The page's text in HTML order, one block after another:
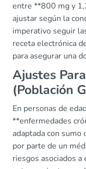
entre **800 mg y
ajustar según la
imperativo seguir
receta electrónica
para asegurar una
Ajustes
(Población
En personas de
**enfermedades
adaptada con
por parte de un
riesgos asociados